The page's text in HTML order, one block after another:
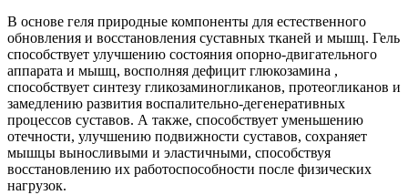
В основе геля природные компоненты для естественного
обновления и восстановления суставных тканей и мышц. Гель
способствует улучшению состояния опорно-двигательного
аппарата и мышц, восполняя дефицит глюкозамина ,
способствует синтезу гликозаминогликанов, протеогликанов и
замедлению развития воспалительно-дегенеративных
процессов суставов. А также, способствует уменьшению
отечности, улучшению подвижности суставов, сохраняет
мышцы выносливыми и эластичными, способствуя
восстановлению их работоспособности после физических
нагрузок.